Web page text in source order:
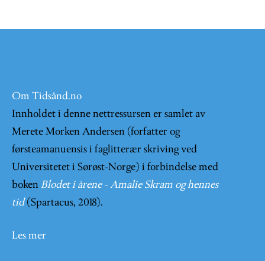
Om Tidsånd.no
Innholdet i denne nettressursen er samlet av
Merete Morken Andersen (forfatter og
førsteamanuensis i faglitterær skriving ved
Universitetet i Sørøst-Norge) i forbindelse med
boken Blodet i årene - Amalie Skram og hennes
tid (Spartacus, 2018).
Les mer